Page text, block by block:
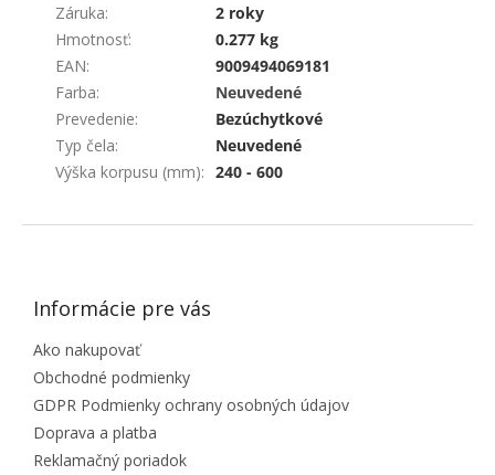
Záruka:
2 roky
Hmotnosť:
0.277 kg
EAN:
9009494069181
Farba:
Neuvedené
Prevedenie:
Bezúchytkové
Typ čela:
Neuvedené
Výška korpusu (mm): 240 - 600
ZÁPÄTIE
Informácie pre vás
Ako nakupovať
Obchodné podmienky
GDPR Podmienky ochrany osobných údajov
Doprava a platba
Reklamačný poriadok